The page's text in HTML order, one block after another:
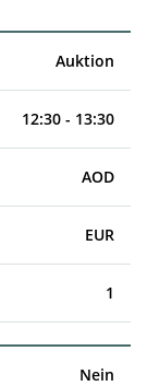
Auktion
12:30 - 13:30
AOD
EUR
1
Nein